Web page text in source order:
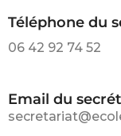
Téléphone du
06 42 92 74 52
Email du